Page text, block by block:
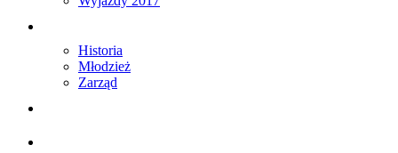
Historia
Młodzież
Zarząd